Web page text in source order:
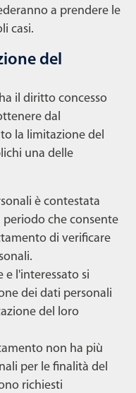
a prendere le
casi.
del
il diritto concesso
dal
la limitazione del
una delle
è contestata
che consente
di verificare
e l'interessato si
dei dati personali
del loro
non ha più
per le finalità del
richiesti